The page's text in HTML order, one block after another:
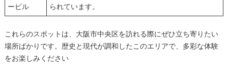
ービル
られています。
これらのスポットは、大阪市中央区を訪れる際にぜひ立ち寄りたい
場所ばかりです。歴史と現代が調和したこのエリアで、多彩な体験
をお楽しみください